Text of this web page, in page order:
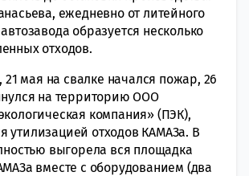
ежедневно от литейного
образуется несколько
отходов.
21 мая на свалке начался пожар, 26
на территорию ООО
компания» (ПЭК),
утилизацией отходов КАМАЗа. В
выгорела вся площадка
вместе с оборудованием (два